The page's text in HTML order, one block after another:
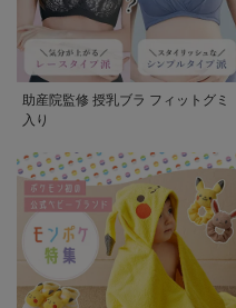
助産院監修 授乳ブラ フィットグミ
入り